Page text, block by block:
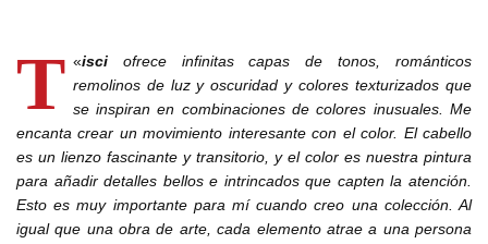
«
T isciofrece infinitas capas de tonos, románticos
remolinos de luz y oscuridad y colores texturizados que
se inspiran en combinaciones de colores inusuales. Me
encanta crear un movimiento interesante con el color. El cabello
es un lienzo fascinante y transitorio, y el color es nuestra pintura
para añadir detalles bellos e intrincados que capten la atención.
Esto es muy importante para mí cuando creo una colección. Al
igual que una obra de arte, cada elemento atrae a una persona